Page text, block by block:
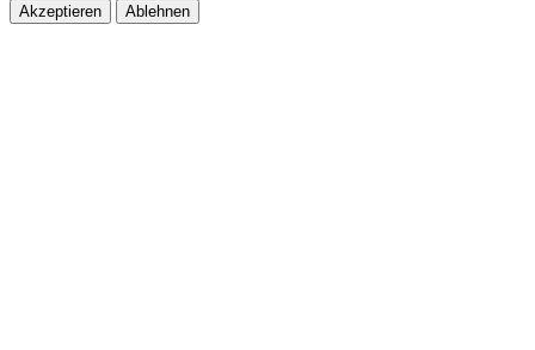
Akzeptieren Ablehnen